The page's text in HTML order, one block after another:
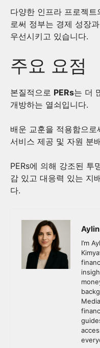
다양한 인프라 프로젝
로써 정부는 경제 성장
우선시키고 있습니다.
주요 요점
본질적으로 PERs는 더
개방하는 열쇠입니다.
배운 교훈을 적용함으
서비스 제공 및 자원 분
PERs에 의해 강조된 투
감 있고 대응력 있는 지
다.
I’m